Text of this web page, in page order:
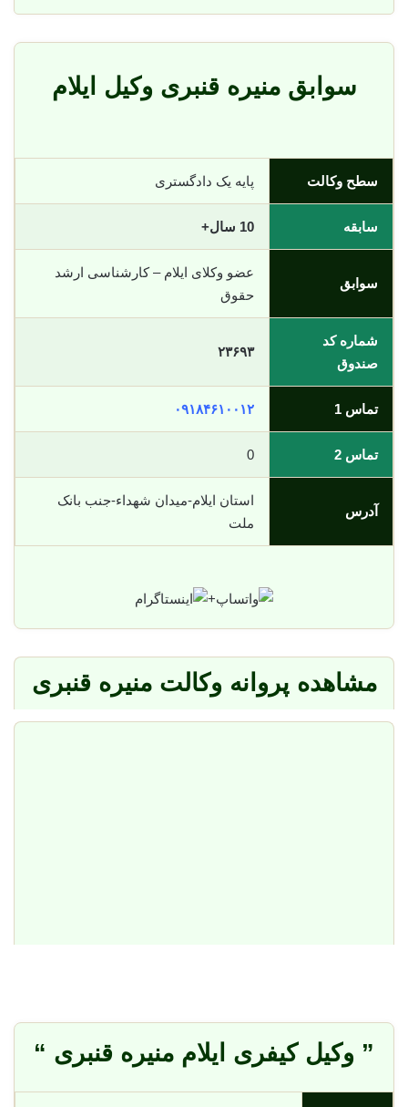
سوابق منیره قنبری وکیل ایلام
سطح وکالت پایه یک دادگستری
سابقه 10 سال+
سوابق
عضو وکلای ایلام – کارشناسی ارشد
حقوق
شماره کد
صندوق
۲۳۶۹۳
تماس 1 ۰۹۱۸۴۶۱۰۰۱۲
تماس 2 0
آدرس
استان ایلام-میدان شهداء-جنب بانک
ملت
+
مشاهده پروانه وکالت منیره قنبری
” وکیل کیفری ایلام منیره قنبری “